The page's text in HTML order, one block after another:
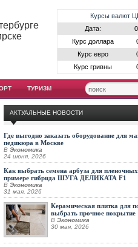
Курсы валют
Дата:
Курс доллара
Курс евро
Курс гривны
ТУРИЗМ
АКТУАЛЬНЫЕ НОВОСТИ
Где выгодно заказать оборудование для
педикюра в Москве
В Экономика
24 июня, 2026
Как выбрать семена арбуза для
примере гибрида ШУГА ДЕЛИКАТА F1
В Экономика
31 мая, 2026
Керамическая плитка для
выбрать прочное покрытие
В Экономика
30 мая, 2026